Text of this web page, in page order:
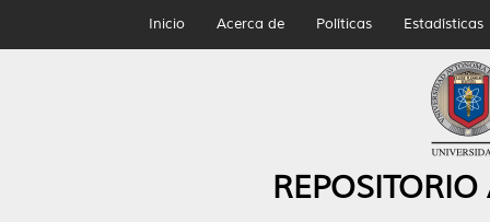
Inicio Acerca de Políticas Estadísticas